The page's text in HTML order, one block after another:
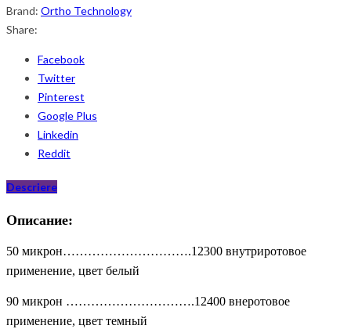
Brand: Ortho Technology
Share:
Facebook
Twitter
Pinterest
Google Plus
Linkedin
Reddit
Descriere
Описание:
50 микрон………………………….12300 внутриротовое
применение, цвет белый
90 микрон ………………………….12400 внеротовое
применение, цвет темный